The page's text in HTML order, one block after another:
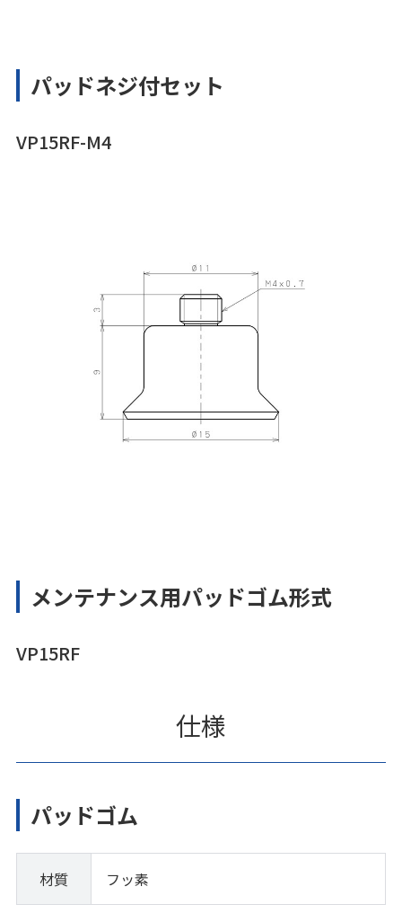
パッドネジ付セット
VP15RF-M4
メンテナンス用パッドゴム形式
VP15RF
仕様
パッドゴム
材質 フッ素